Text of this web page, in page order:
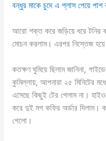
বন্ধুর মাকে চুদে এ প্লাস পেয়ে পাশ
আরো শক্ত করে জড়িয়ে ধরে টনির
মোচন করলাম। এরপর নিস্তেজ হয়ে
কতক্ষণ ঘুমিয়ে ছিলাম জানিনা,
কুমিল্লায়, আপনারা ২৫ মিনিটের
এসেছে কিছুই টের পেলাম না।
করে দুই মগ কফির অর্ডার দিলাম।
গেলো।